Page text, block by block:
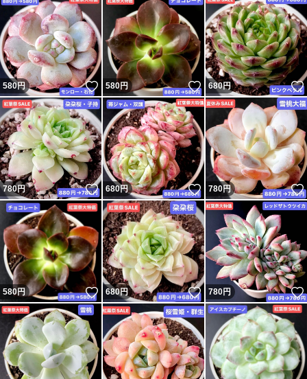
580円 いいね！
580円 いいね！
680円
780円 いいね！
680円 いいね！
780円
580円 いいね！
680円 いいね！
780円